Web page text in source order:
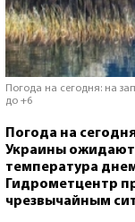
Погода на сегодня: на
до +6
Погода на
Украины
температура
Гидрометцентр
чрезвычайным